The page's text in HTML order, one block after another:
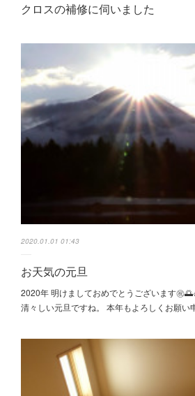
クロスの補修に伺いました
2020.01.01 01:43
お天気の元旦
2020年 明けましておめでとうございます㊗️
清々しい元旦ですね。 本年もよろしくお願